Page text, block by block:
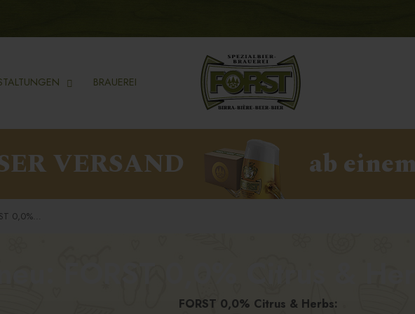
BRAUEREI
VERSAND ab
Erfrischend neu: FORST 0,0% Citrus & Herbs
FORST 0,0% Citrus & Herbs: